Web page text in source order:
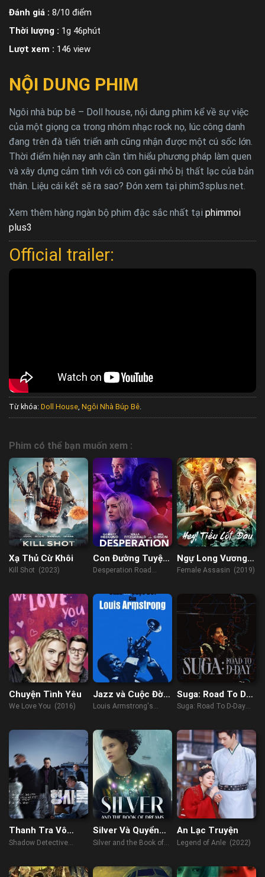
Đánh giá : 8/10 điểm
Thời lượng : 1g 46phút
Lượt xem : 146 view
NỘI DUNG PHIM
Ngôi nhà búp bê – Doll house, nội dung phim kể về sự việc
của một giọng ca trong nhóm nhạc rock nọ, lúc công danh
đang trên đà tiến triển anh cũng nhận được một cú sốc lớn.
Thời điểm hiện nay anh cần tìm hiểu phương pháp làm quen
và xây dựng cảm tình với cô con gái nhỏ bị thất lạc của bản
thân. Liệu cái kết sẽ ra sao? Đón xem tại phim3splus.net.
Xem thêm hàng ngàn bộ phim đặc sắc nhất tại phimmoi
plus3
Official trailer:
Từ khóa: Doll House, Ngôi Nhà Búp Bê.
Phim có thể bạn muốn xem :
Xạ Thủ Cừ Khôi
Kill Shot (2023)
Con Đường Tuyệt
Vọng
Desperation Road
Ngự Long Vương
Phi
Female Assasin (2019)
Chuyện Tình Yêu
We Love You (2016)
Jazz và Cuộc Đời
của Louis
Louis Armstrong's
Suga: Road To D-
Day
Suga: Road To D-Day
Thanh Tra Vô
Hình
Shadow Detective
Silver Và Quyển
Mộng Thư
Silver and the Book of
An Lạc Truyện
Legend of Anle (2022)